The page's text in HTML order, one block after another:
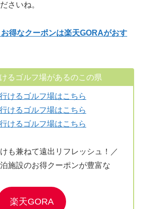
さいね。
得なクーポンは楽天GORAがおす
るゴルフ場があるのこの県
けるゴルフ場はこちら
けるゴルフ場はこちら
けるゴルフ場はこちら
も兼ねて遠出リフレッシュ！／
施設のお得クーポンが豊富な
楽天GORA